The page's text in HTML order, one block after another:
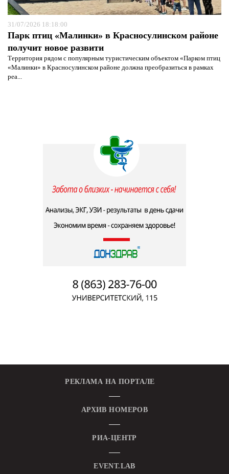
31/07/2026 18:18:00
Парк птиц «Малинки» в Красносулинском районе
получит новое развити
Территория рядом с популярным туристическим объектом «Парком птиц
«Малинки» в Красносулинском районе должна преобразиться в рамках
реа...
РЕКЛАМА НА ПОРТАЛЕ
АРХИВ НОМЕРОВ
РИА-ЦЕНТР
EVENT.LAB